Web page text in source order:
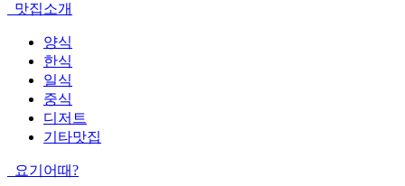
맛집소개
양식
한식
일식
중식
디저트
기타맛집
요기어때?